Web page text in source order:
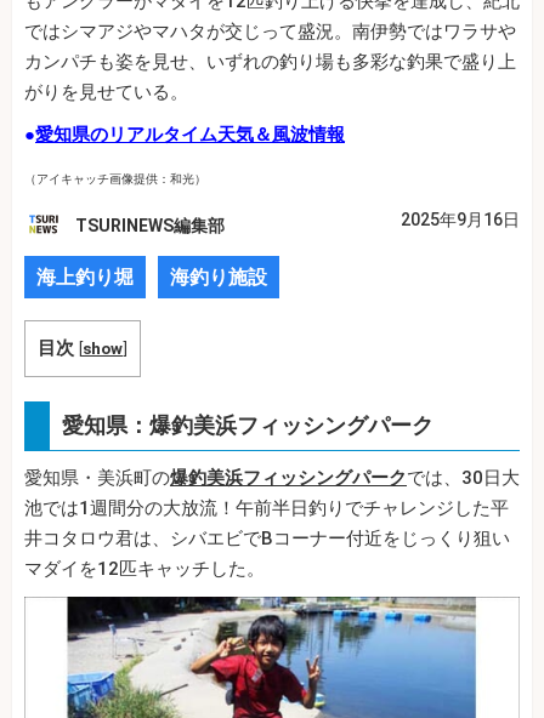
ではシマアジやマハタが交じって盛況。南伊勢ではワラサや
カンパチも姿を見せ、いずれの釣り場も多彩な釣果で盛り上
がりを見せている。
●愛知県のリアルタイム天気＆風波情報
（アイキャッチ画像提供：和光）
TSURINEWS編集部 2025年9月16日
海上釣り堀 海釣り施設
目次 [show]
愛知県：爆釣美浜フィッシングパーク
愛知県・美浜町の爆釣美浜フィッシングパークでは、30日大
池では1週間分の大放流！午前半日釣りでチャレンジした平
井コタロウ君は、シバエビでBコーナー付近をじっくり狙い
マダイを12匹キャッチした。